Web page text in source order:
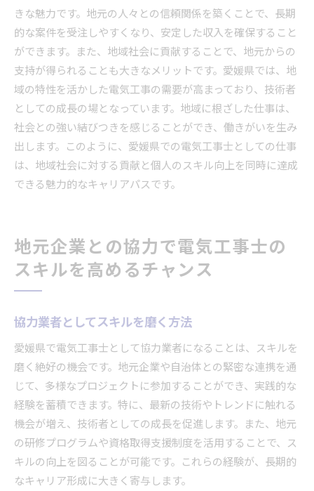
きな魅力です。地元の人々との信頼関係を築くことで、長期
的な案件を受注しやすくなり、安定した収入を確保すること
ができます。また、地域社会に貢献することで、地元からの
支持が得られることも大きなメリットです。愛媛県では、地
域の特性を活かした電気工事の需要が高まっており、技術者
としての成長の場となっています。地域に根ざした仕事は、
社会との強い結びつきを感じることができ、働きがいを生み
出します。このように、愛媛県での電気工事士としての仕事
は、地域社会に対する貢献と個人のスキル向上を同時に達成
できる魅力的なキャリアパスです。
地元企業との協力で電気工事士の
スキルを高めるチャンス
協力業者としてスキルを磨く方法
愛媛県で電気工事士として協力業者になることは、スキルを
磨く絶好の機会です。地元企業や自治体との緊密な連携を通
じて、多様なプロジェクトに参加することができ、実践的な
経験を蓄積できます。特に、最新の技術やトレンドに触れる
機会が増え、技術者としての成長を促進します。また、地元
の研修プログラムや資格取得支援制度を活用することで、ス
キルの向上を図ることが可能です。これらの経験が、長期的
なキャリア形成に大きく寄与します。